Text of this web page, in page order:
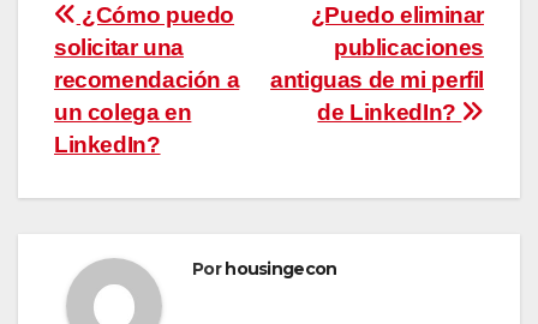
Navegación
de
entradas
¿Puedo eliminar
publicaciones
antiguas de mi perfil
de LinkedIn?
¿Cómo puedo
solicitar una
recomendación a
un colega en
LinkedIn?
Porhousingecon